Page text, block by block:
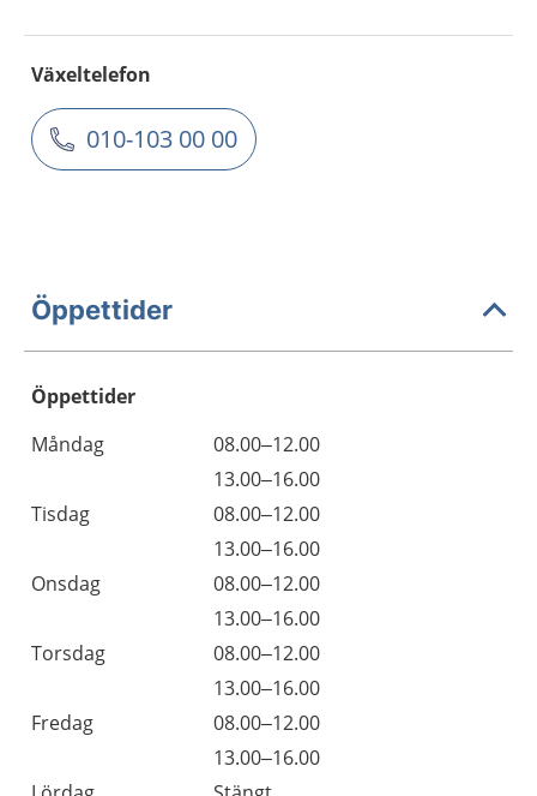
Växeltelefon
010-103 00 00
Öppettider
Öppettider
Dag
Öppettider
Kommentarer
Måndag
08.00–12.00
13.00–16.00
Tisdag
08.00–12.00
13.00–16.00
Onsdag
08.00–12.00
13.00–16.00
Torsdag
08.00–12.00
13.00–16.00
Fredag
08.00–12.00
13.00–16.00